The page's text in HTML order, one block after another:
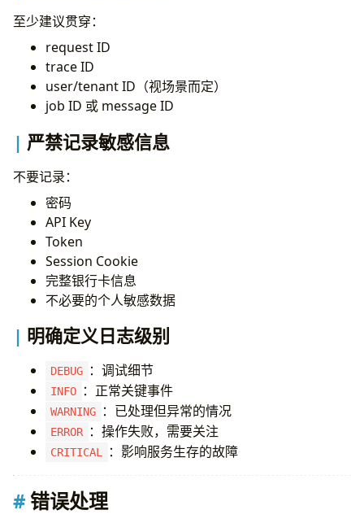
至少建议贯穿：
request ID
trace ID
user/tenant ID（视场景而定）
job ID 或 message ID
严禁记录敏感信息
不要记录：
密码
API Key
Token
Session Cookie
完整银行卡信息
不必要的个人敏感数据
明确定义日志级别
DEBUG ：调试细节
INFO ：正常关键事件
WARNING ：已处理但异常的情况
ERROR ：操作失败，需要关注
CRITICAL ：影响服务生存的故障
错误处理